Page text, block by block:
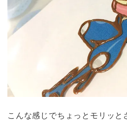
こんな感じでちょっとモリッと